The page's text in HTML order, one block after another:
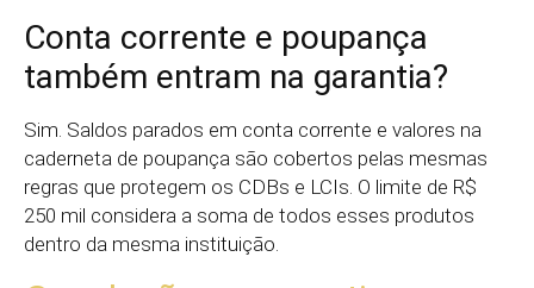
Conta corrente e poupança
também entram na garantia?
Sim. Saldos parados em conta corrente e valores na
caderneta de poupança são cobertos pelas mesmas
regras que protegem os CDBs e LCIs. O limite de R$
250 mil considera a soma de todos esses produtos
dentro da mesma instituição.